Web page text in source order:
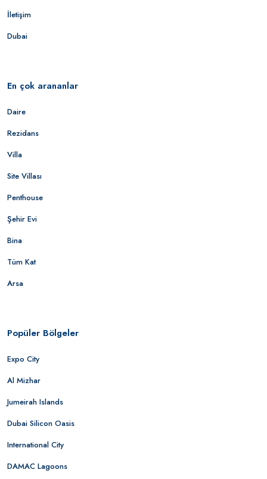
İletişim
Dubai
En çok arananlar
Daire
Rezidans
Villa
Site Villası
Penthouse
Şehir Evi
Bina
Tüm Kat
Arsa
Popüler Bölgeler
Expo City
Al Mizhar
Jumeirah Islands
Dubai Silicon Oasis
International City
DAMAC Lagoons